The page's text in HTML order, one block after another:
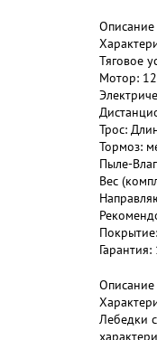
Описание
Тяговое
Мотор:
Трос:
Тормоз:
Пыле-
Вес
Гарантия:
Описание
Лебедки